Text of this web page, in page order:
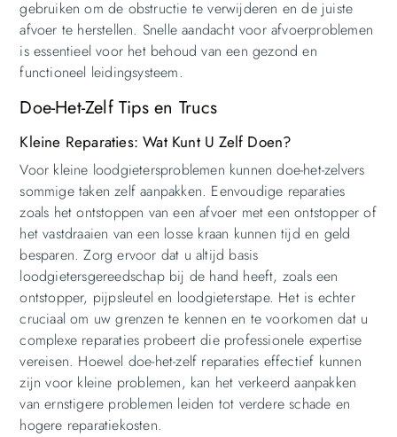
gebruiken om de obstructie te verwijderen en de juiste
afvoer te herstellen. Snelle aandacht voor afvoerproblemen
is essentieel voor het behoud van een gezond en
functioneel leidingsysteem.
Doe-Het-Zelf Tips en Trucs
Kleine Reparaties: Wat Kunt U Zelf Doen?
Voor kleine loodgietersproblemen kunnen doe-het-zelvers
sommige taken zelf aanpakken. Eenvoudige reparaties
zoals het ontstoppen van een afvoer met een ontstopper of
het vastdraaien van een losse kraan kunnen tijd en geld
besparen. Zorg ervoor dat u altijd basis
loodgietersgereedschap bij de hand heeft, zoals een
ontstopper, pijpsleutel en loodgieterstape. Het is echter
cruciaal om uw grenzen te kennen en te voorkomen dat u
complexe reparaties probeert die professionele expertise
vereisen. Hoewel doe-het-zelf reparaties effectief kunnen
zijn voor kleine problemen, kan het verkeerd aanpakken
van ernstigere problemen leiden tot verdere schade en
hogere reparatiekosten.